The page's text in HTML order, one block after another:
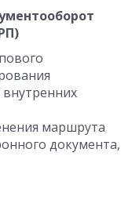
маршрута
документа,